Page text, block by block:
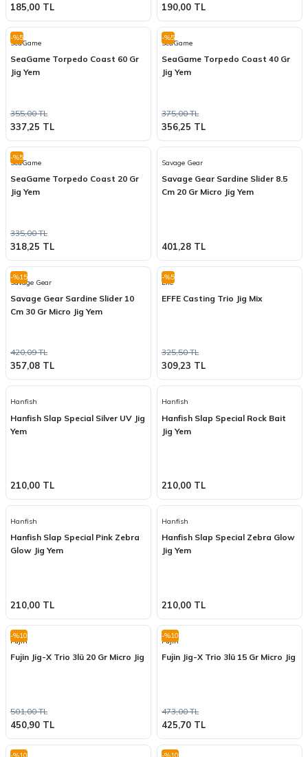
185,00 TL 190,00 TL
-%5
SeaGame
SeaGame Torpedo Coast 60 Gr
Jig Yem
355,00 TL
337,25 TL
-%5
SeaGame
SeaGame Torpedo Coast 40 Gr
Jig Yem
375,00 TL
356,25 TL
-%5
SeaGame
SeaGame Torpedo Coast 20 Gr
Jig Yem
335,00 TL
318,25 TL
Savage Gear
Savage Gear Sardine Slider 8.5
Cm 20 Gr Micro Jig Yem
401,28 TL
-%15
Savage Gear
Savage Gear Sardine Slider 10
Cm 30 Gr Micro Jig Yem
420,09 TL
357,08 TL
-%5
Effe
EFFE Casting Trio Jig Mix
325,50 TL
309,23 TL
Hanfish
Hanfish Slap Special Silver UV Jig
Yem
210,00 TL
Hanfish
Hanfish Slap Special Rock Bait
Jig Yem
210,00 TL
Hanfish
Hanfish Slap Special Pink Zebra
Glow Jig Yem
210,00 TL
Hanfish
Hanfish Slap Special Zebra Glow
Jig Yem
210,00 TL
-%10
Fujin
Fujin Jig-X Trio 3lü 20 Gr Micro Jig
501,00 TL
450,90 TL
-%10
Fujin
Fujin Jig-X Trio 3lü 15 Gr Micro Jig
473,00 TL
425,70 TL